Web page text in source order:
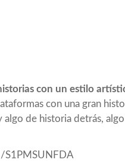
con un estilo
con una gran
algo de historia detrás,
S1PMSUNFDA